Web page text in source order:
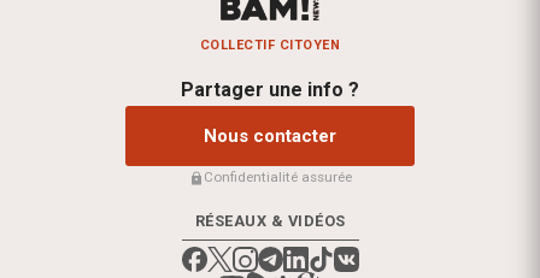
COLLECTIF CITOYEN
Partager une info ?
Nous contacter
Confidentialité assurée
RÉSEAUX & VIDÉOS